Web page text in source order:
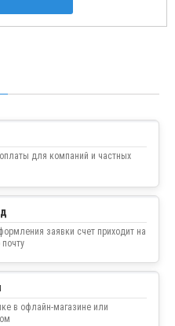
для компаний и частных
заявки счет приходит на
в офлайн-магазине или